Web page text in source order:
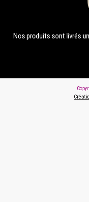
Nos produits sont livrés